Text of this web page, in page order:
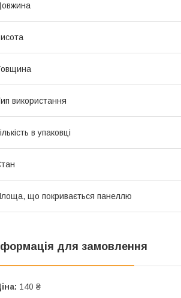
використання
в упаковці
що покривається панеллю
для замовлення
140 ₴